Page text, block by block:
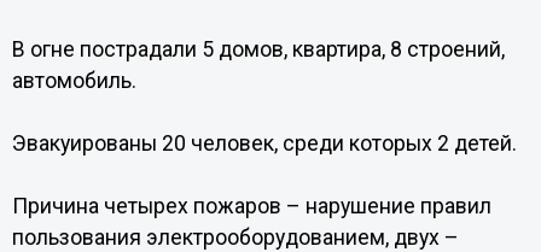
В огне пострадали 5 домов, квартира, 8 строений,
автомобиль.
Эвакуированы 20 человек, среди которых 2 детей.
Причина четырех пожаров – нарушение правил
пользования электрооборудованием, двух –